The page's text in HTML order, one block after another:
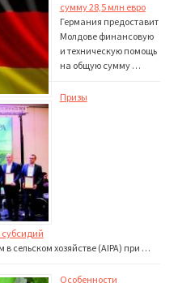
сумму 28,5 млн евро
Германия предоста­вит
Молдове финан­совую
и техническую помощь
на общую сумму …
Призы
субсидий
сельском хозяйстве (AIPA) при …
Особенности